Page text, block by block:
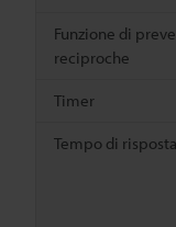
Funzione di
reciproche
Timer
Tempo di risposta